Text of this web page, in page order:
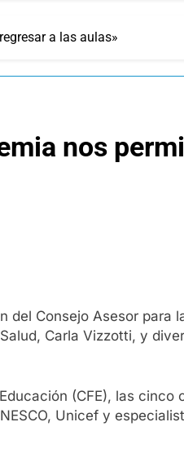
a las aulas»
nos
Consejo Asesor para
Carla Vizzotti, y
(CFE), las
Unicef y